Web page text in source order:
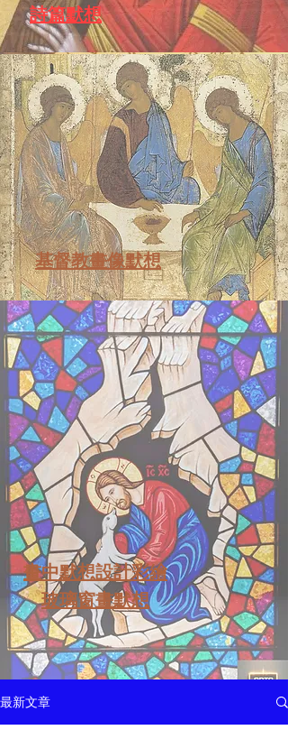
詩篇默想
基督教畫像默想
​畫中默想設計彩繪
玻璃窗畫默想
最新文章